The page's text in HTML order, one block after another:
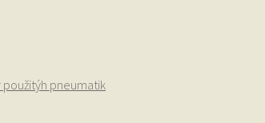
pneumatik